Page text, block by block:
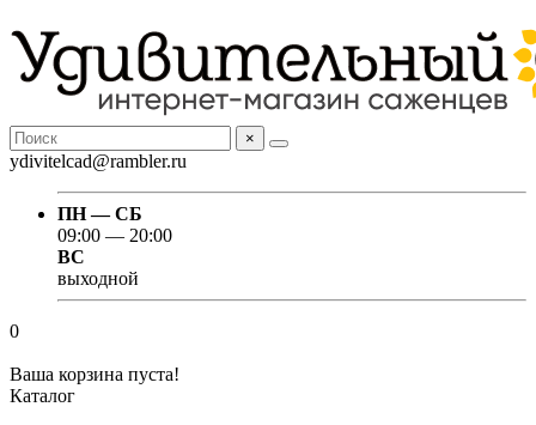
×
ydivitelcad@rambler.ru
ПН — СБ
09:00 — 20:00
ВС
выходной
0
Ваша корзина пуста!
Каталог